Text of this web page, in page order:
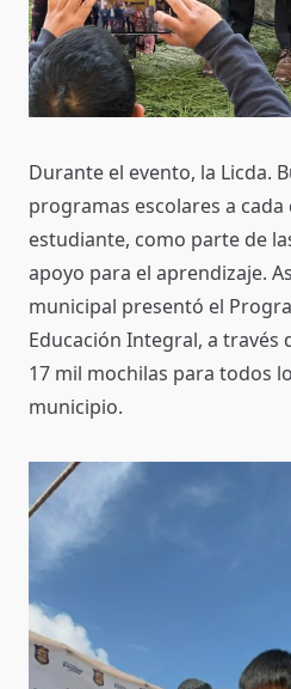
Durante el evento, la Licda.
programas escolares a
estudiante, como parte de
apoyo para el aprendizaje.
municipal presentó el
Educación Integral, a través
17 mil mochilas para todos
municipio.